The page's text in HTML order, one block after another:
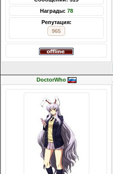
Награды: 78
Репутация:
965
DoctorWho